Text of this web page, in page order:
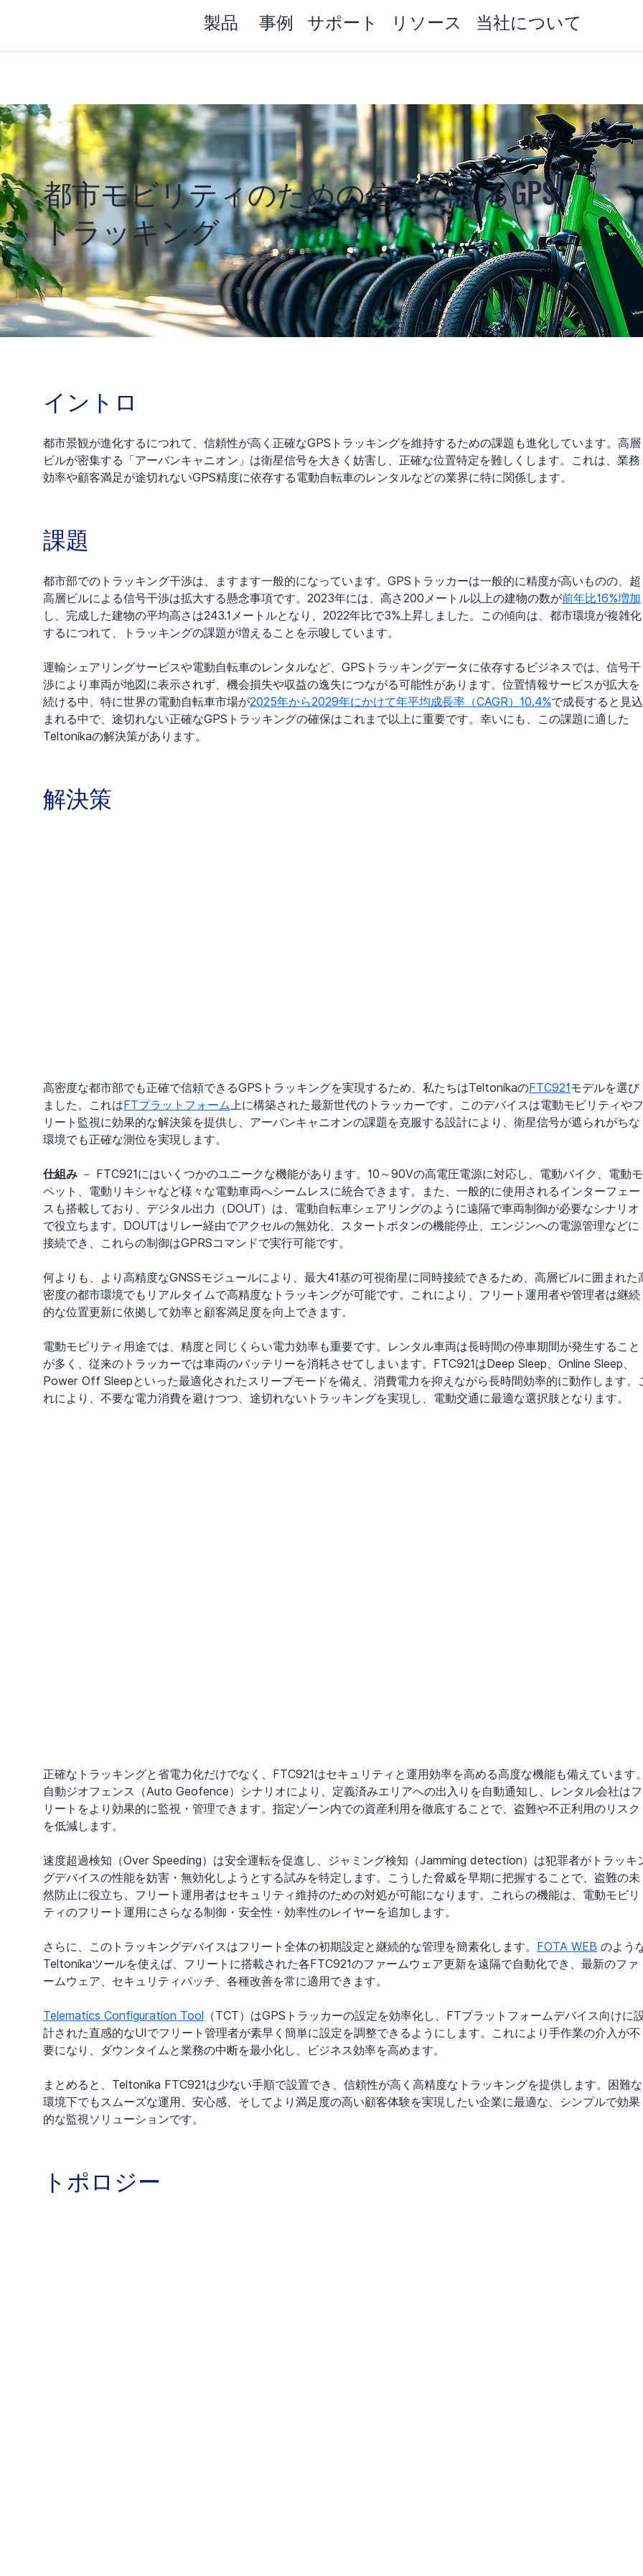
製品 事例 サポート リソース 当社について
都市モビリティのための信頼できるGPS
トラッキング
イントロ
都市景観が進化するにつれて、信頼性が高く正確なGPSトラッキングを維持するための課題も進化しています。高層
ビルが密集する「アーバンキャニオン」は衛星信号を大きく妨害し、正確な位置特定を難しくします。これは、業務
効率や顧客満足が途切れないGPS精度に依存する電動自転車のレンタルなどの業界に特に関係します。
課題
都市部でのトラッキング干渉は、ますます一般的になっています。GPSトラッカーは一般的に精度が高いものの、超
高層ビルによる信号干渉は拡大する懸念事項です。2023年には、高さ200メートル以上の建物の数が前年比16%増加
し、完成した建物の平均高さは243.1メートルとなり、2022年比で3%上昇しました。この傾向は、都市環境が複雑化
するにつれて、トラッキングの課題が増えることを示唆しています。
運輸シェアリングサービスや電動自転車のレンタルなど、GPSトラッキングデータに依存するビジネスでは、信号干
渉により車両が地図に表示されず、機会損失や収益の逸失につながる可能性があります。位置情報サービスが拡大を
続ける中、特に世界の電動自転車市場が2025年から2029年にかけて年平均成長率（CAGR）10.4%で成長すると見込
まれる中で、途切れない正確なGPSトラッキングの確保はこれまで以上に重要です。幸いにも、この課題に適した
Teltonikaの解決策があります。
解決策
高密度な都市部でも正確で信頼できるGPSトラッキングを実現するため、私たちはTeltonikaのFTC921モデルを選び
ました。これはFTプラットフォーム 上に構築された最新世代のトラッカーです。このデバイスは電動モビリティやフ
リート監視に効果的な解決策を提供し、アーバンキャニオンの課題を克服する設計により、衛星信号が遮られがちな
環境でも正確な測位を実現します。
仕組み － FTC921にはいくつかのユニークな機能があります。10～90Vの高電圧電源に対応し、電動バイク、電動モ
ペット、電動リキシャなど様々な電動車両へシームレスに統合できます。また、一般的に使用されるインターフェー
スも搭載しており、デジタル出力（DOUT）は、電動自転車シェアリングのように遠隔で車両制御が必要なシナリオ
で役立ちます。DOUTはリレー経由でアクセルの無効化、スタートボタンの機能停止、エンジンへの電源管理などに
接続でき、これらの制御はGPRSコマンドで実行可能です。
何よりも、より高精度なGNSSモジュールにより、最大41基の可視衛星に同時接続できるため、高層ビルに囲まれた
密度の都市環境でもリアルタイムで高精度なトラッキングが可能です。これにより、フリート運用者や管理者は継続
的な位置更新に依拠して効率と顧客満足度を向上できます。
電動モビリティ用途では、精度と同じくらい電力効率も重要です。レンタル車両は長時間の停車期間が発生すること
が多く、従来のトラッカーでは車両のバッテリーを消耗させてしまいます。FTC921はDeep Sleep、Online Sleep、
Power Off Sleepといった最適化されたスリープモードを備え、消費電力を抑えながら長時間効率的に動作します。
れにより、不要な電力消費を避けつつ、途切れないトラッキングを実現し、電動交通に最適な選択肢となります。
正確なトラッキングと省電力化だけでなく、FTC921はセキュリティと運用効率を高める高度な機能も備えています
自動ジオフェンス（Auto Geofence）シナリオにより、定義済みエリアへの出入りを自動通知し、レンタル会社はフ
リートをより効果的に監視・管理できます。指定ゾーン内での資産利用を徹底することで、盗難や不正利用のリスク
を低減します。
速度超過検知（Over Speeding）は安全運転を促進し、ジャミング検知（Jamming detection）は犯罪者がトラッキ
グデバイスの性能を妨害・無効化しようとする試みを特定します。こうした脅威を早期に把握することで、盗難の未
然防止に役立ち、フリート運用者はセキュリティ維持のための対処が可能になります。これらの機能は、電動モビリ
ティのフリート運用にさらなる制御・安全性・効率性のレイヤーを追加します。
さらに、このトラッキングデバイスはフリート全体の初期設定と継続的な管理を簡素化します。 FOTA WEB のよう
Teltonikaツールを使えば、フリートに搭載された各FTC921のファームウェア更新を遠隔で自動化でき、最新のファ
ームウェア、セキュリティパッチ、各種改善を常に適用できます。
Telematics Configuration Tool
（TCT）はGPSトラッカーの設定を効率化し、FTプラットフォームデバイス向けに
計された直感的なUIでフリート管理者が素早く簡単に設定を調整できるようにします。これにより手作業の介入が不
要になり、ダウンタイムと業務の中断を最小化し、ビジネス効率を高めます。
まとめると、Teltonika FTC921は少ない手順で設置でき、信頼性が高く高精度なトラッキングを提供します。困難な
環境下でもスムーズな運用、安心感、そしてより満足度の高い顧客体験を実現したい企業に最適な、シンプルで効果
的な監視ソリューションです。
トポロジー